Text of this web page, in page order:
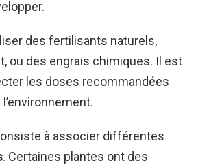
des fertilisants naturels,
ou des engrais chimiques. Il est
les doses recommandées
à associer différentes
. Certaines plantes ont des